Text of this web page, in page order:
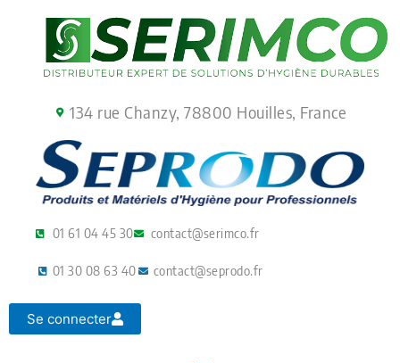
134 rue Chanzy, 78800 Houilles, France
01 61 04 45 30 contact@serimco.fr
01 30 08 63 40 contact@seprodo.fr
Se connecter